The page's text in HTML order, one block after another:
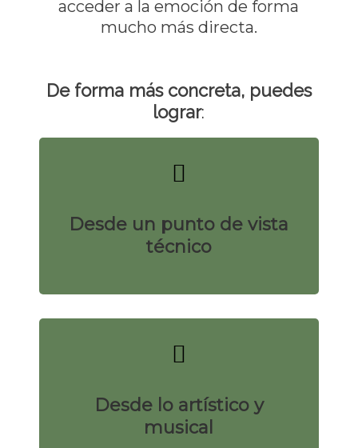
acceder a la emoción de forma
mucho más directa.
De forma más concreta, puedes
lograr:
Desde un punto de vista
técnico
Desde lo artístico y
musical